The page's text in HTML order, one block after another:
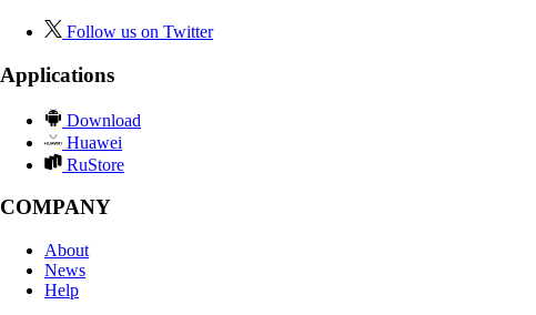
Follow us on Twitter
Applications
Download
Huawei
RuStore
COMPANY
About
News
Help